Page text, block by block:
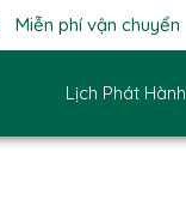
Miễn phí vận chuyển
Lịch Phát Hành